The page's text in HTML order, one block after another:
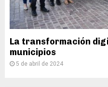
La transformación
municipios
5 de abril de 2024